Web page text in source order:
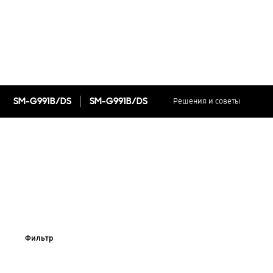
SM-G991B/DS SM-G991B/DS Решения и советы
Фильтр